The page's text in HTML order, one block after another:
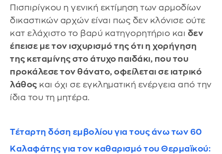
Πισπιρίγκου η γενική εκτίμηση των αρμοδίων
δικαστικών αρχών είναι πως δεν κλόνισε ούτε
κατ ελάχιστο το βαρύ κατηγορητήριο και δεν
έπεισε με τον ισχυρισμό της ότι η χορήγηση
της κεταμίνης στο άτυχο παιδάκι, που του
προκάλεσε τον θάνατο, οφείλεται σε ιατρικό
λάθος και όχι σε εγκληματική ενέργεια από την
ίδια του τη μητέρα.
Τέταρτη δόση εμβολίου για τους άνω των 60
Καλαφάτης για τον καθαρισμό του Θερμαϊκού: